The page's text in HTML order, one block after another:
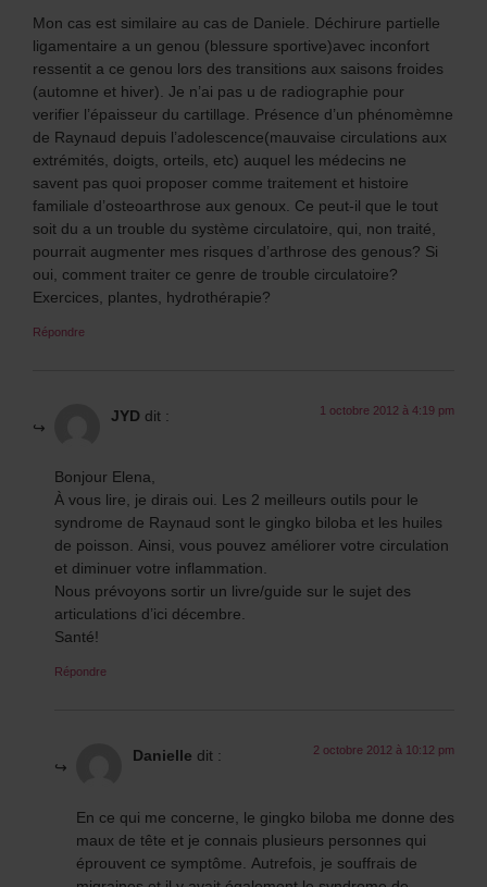
Mon cas est similaire au cas de Daniele. Déchirure partielle
ligamentaire a un genou (blessure sportive)avec inconfort
ressentit a ce genou lors des transitions aux saisons froides
(automne et hiver). Je n’ai pas u de radiographie pour
verifier l’épaisseur du cartillage. Présence d’un phénomèmne
de Raynaud depuis l’adolescence(mauvaise circulations aux
extrémités, doigts, orteils, etc) auquel les médecins ne
savent pas quoi proposer comme traitement et histoire
familiale d’osteoarthrose aux genoux. Ce peut-il que le tout
soit du a un trouble du système circulatoire, qui, non traité,
pourrait augmenter mes risques d’arthrose des genous? Si
oui, comment traiter ce genre de trouble circulatoire?
Exercices, plantes, hydrothérapie?
Répondre
JYD dit : 1 octobre 2012 à 4:19 pm
Bonjour Elena,
À vous lire, je dirais oui. Les 2 meilleurs outils pour le
syndrome de Raynaud sont le gingko biloba et les huiles
de poisson. Ainsi, vous pouvez améliorer votre circulation
et diminuer votre inflammation.
Nous prévoyons sortir un livre/guide sur le sujet des
articulations d’ici décembre.
Santé!
Répondre
Danielle dit : 2 octobre 2012 à 10:12 pm
En ce qui me concerne, le gingko biloba me donne des
maux de tête et je connais plusieurs personnes qui
éprouvent ce symptôme. Autrefois, je souffrais de